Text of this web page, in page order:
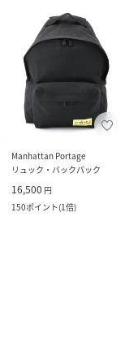
Manhattan Portage
リュック・バックパック
16,500 円
150ポイント(1倍)